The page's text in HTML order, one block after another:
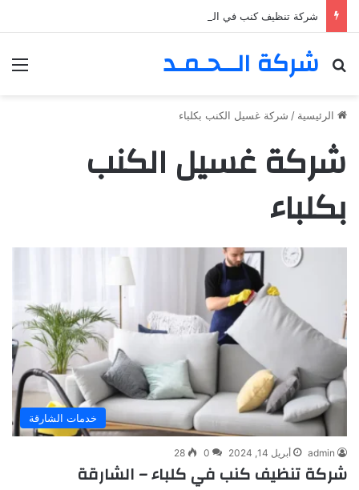
شركة تنظيف كنب في المزهر – دبي 0555980700 – خصم30%
شركة الــحـمـد
بحث عن
الرئيسية / شركة غسيل الكنب بكلباء
شركة غسيل الكنب
بكلباء
خدمات الشارقة
admin أبريل 14, 2024 0
28
شركة تنظيف كنب في كلباء – الشارقة